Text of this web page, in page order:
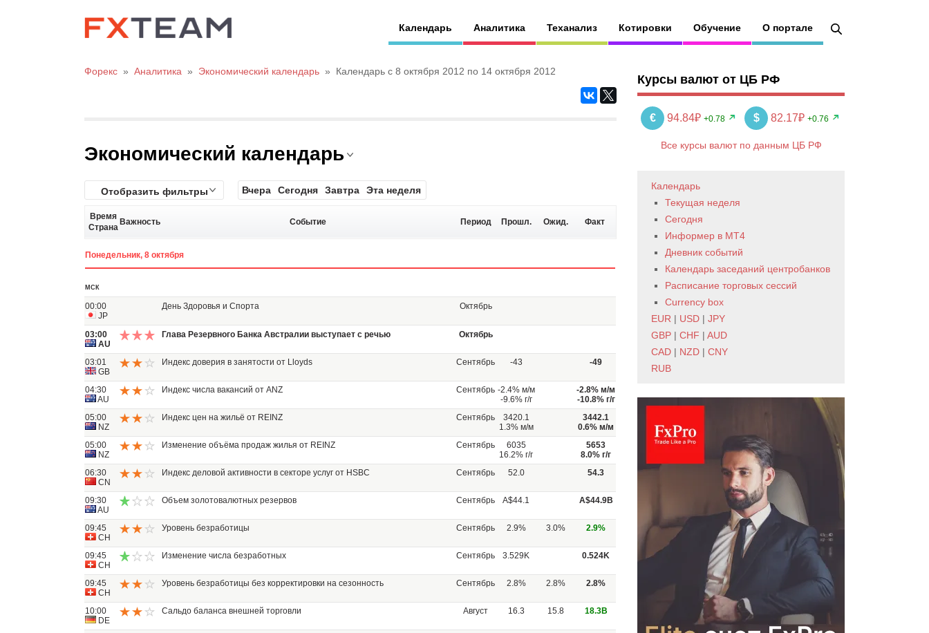
Календарь Аналитика Теханализ Котировки Обучение О портале
Форекс » Аналитика » Экономический календарь » Календарь с 8 октября 2012 по 14 октября 2012
Экономический календарь
Отобразить фильтры Вчера Сегодня Завтра Эта неделя
Время
Страна
Важность Событие Период Прошл. Ожид. Факт
Понедельник, 8 октября
МСК
00:00
JP
День Здоровья и Спорта Октябрь
03:00
AU
Глава Резервного Банка Австралии выступает с речью Октябрь
03:01
GB
Индекс доверия в занятости от Lloyds Сентябрь -43 -49
04:30
AU
Индекс числа вакансий от ANZ Сентябрь -2.4% м/м
-9.6% г/г
-2.8% м/м
-10.8% г/г
05:00
NZ
Индекс цен на жильё от REINZ Сентябрь
3420.1
1.3% м/м
3442.1
0.6% м/м
05:00
NZ
Изменение объёма продаж жилья от REINZ Сентябрь
6035
16.2% г/г
5653
8.0% г/г
06:30
CN
Индекс деловой активности в секторе услуг от HSBC Сентябрь 52.0 54.3
09:30
AU
Объем золотовалютных резервов Сентябрь A$44.1 A$44.9B
09:45
CH
Уровень безработицы Сентябрь 2.9% 3.0% 2.9%
09:45
CH
Изменение числа безработных Сентябрь 3.529K 0.524K
09:45
CH
Уровень безработицы без корректировки на сезонность Сентябрь 2.8% 2.8% 2.8%
10:00
DE
Сальдо баланса внешней торговли Август 16.3 15.8 18.3B
Курсы валют от ЦБ РФ
€ 94.84₽ +0.78 $ 82.17₽ +0.76
Все курсы валют по данным ЦБ РФ
Календарь
Текущая неделя
Сегодня
Информер в MT4
Дневник событий
Календарь заседаний центробанков
Расписание торговых сессий
Currency box
EUR | USD | JPY
GBP | CHF | AUD
CAD | NZD | CNY
RUB